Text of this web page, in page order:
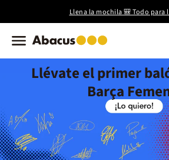
Llena la mochila 🎒 Todo para
Llévate el primer
Barça